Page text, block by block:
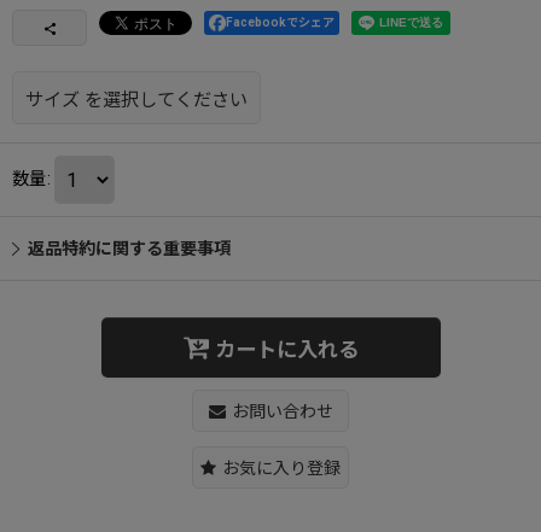
Facebookでシェア
サイズ を選択してください
数量:
返品特約に関する重要事項
カートに入れる
お問い合わせ
お気に入り登録